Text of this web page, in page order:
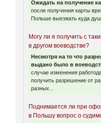
Ожидать на получение
после получения карты
Польше выезжать куда
Могу ли я получить с
в другом воеводстве?
Несмотря на то что
выдано было в
случае изменения
получить разрешение от
разных...
Поднимается ли при
в Польшу вопрос о